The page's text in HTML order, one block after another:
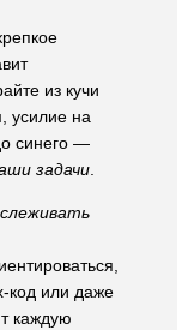
из кучи
усилие на
синего —
задачи.
код или даже
каждую